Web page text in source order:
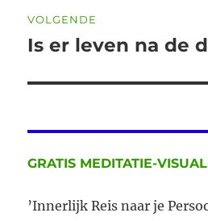
VOLGENDE
Volgend
Is er leven na de
GRATIS MEDITATIE-
’Innerlijk Reis naar je